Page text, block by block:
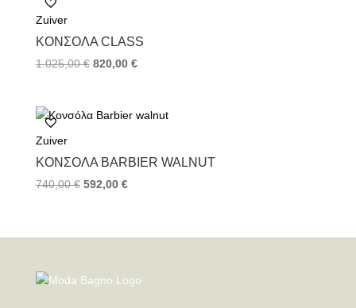
Zuiver
ΚΟΝΣΌΛΑ CLASS
1.025,00€ 820,00 €
Zuiver
ΚΟΝΣΌΛΑ BARBIER WALNUT
740,00€ 592,00 €